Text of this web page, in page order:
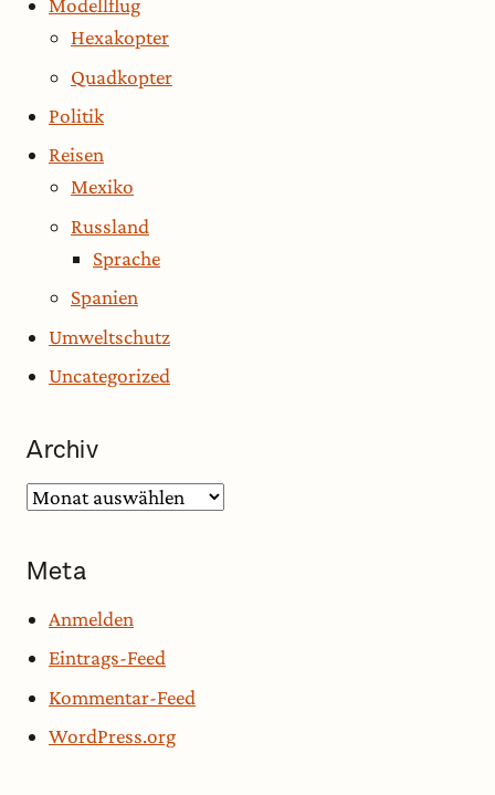
Modellflug
Hexakopter
Quadkopter
Politik
Reisen
Mexiko
Russland
Sprache
Spanien
Umweltschutz
Uncategorized
Archiv
Archiv
Meta
Anmelden
Eintrags-Feed
Kommentar-Feed
WordPress.org